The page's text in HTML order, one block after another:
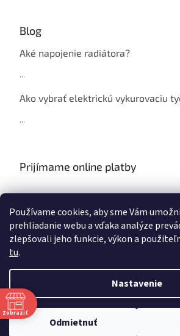
Používame cookies, aby sme Vám
prehliadanie webu a vďaka analýze
zlepšovali jeho funkcie, výkon a
tu.
Nastavenie
Odmietnuť
Blog
Aké napojenie radiátora?
...
Ako vybrať elektrickú vykurovaciu
...
Prijímame online platby
NAJ Radiátor. Všetky
Upraviť nastavenie
Zobraziť